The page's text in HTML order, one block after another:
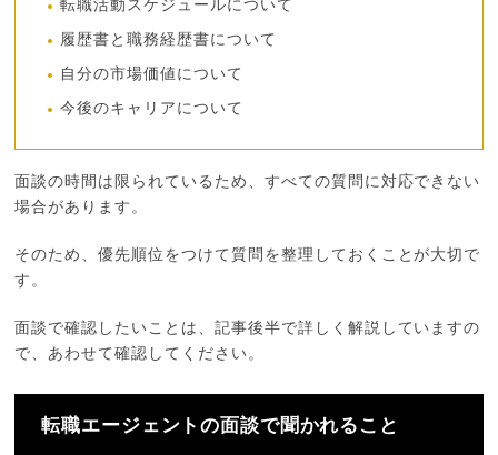
転職活動スケジュールについて
履歴書と職務経歴書について
自分の市場価値について
今後のキャリアについて
面談の時間は限られているため、すべての質問に対応できない
場合があります。
そのため、優先順位をつけて質問を整理しておくことが大切で
す。
面談で確認したいことは、記事後半で詳しく解説していますの
で、あわせて確認してください。
転職エージェントの面談で聞かれること